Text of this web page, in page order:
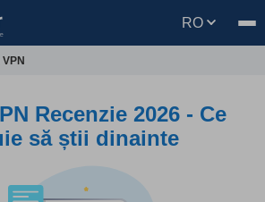
RO
Recenzie 2026 - Ce
să știi dinainte